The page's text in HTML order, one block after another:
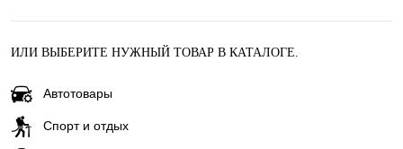
ИЛИ ВЫБЕРИТЕ НУЖНЫЙ ТОВАР В КАТАЛОГЕ.
Автотовары
Спорт и отдых